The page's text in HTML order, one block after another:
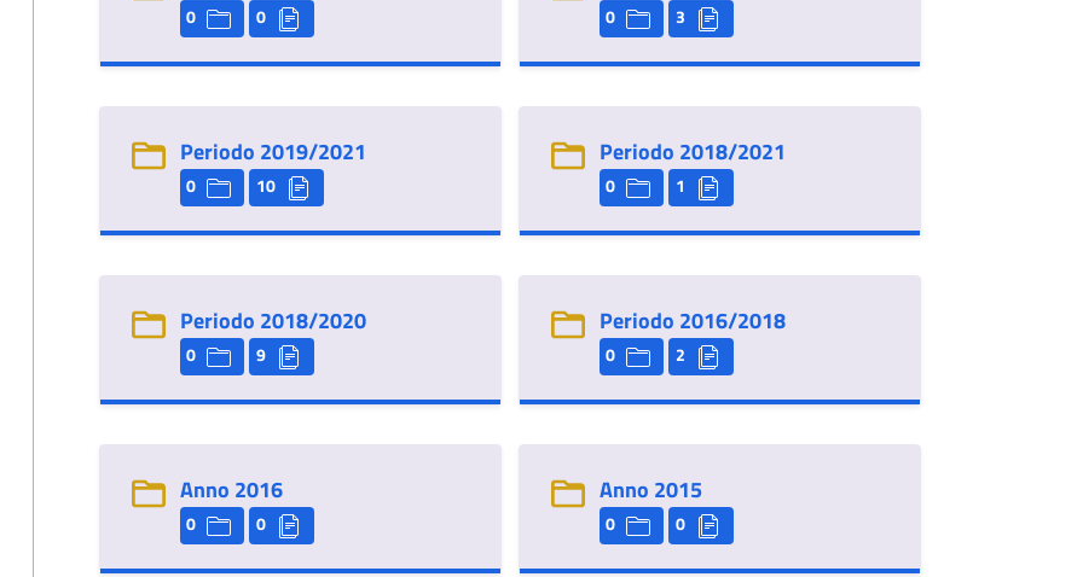
0 0 0 3
Periodo 2019/2021
0 10
Periodo 2018/2021
0 1
Periodo 2018/2020
0 9
Periodo 2016/2018
0 2
Anno 2016
0 0
Anno 2015
0 0